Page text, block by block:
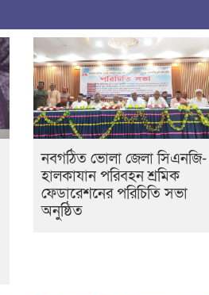
নবগঠিত ভোলা জেলা সিএনজি-
হালকাযান পরিবহন শ্রমিক
ফেডারেশনের পরিচিতি সভা
অনুষ্ঠিত